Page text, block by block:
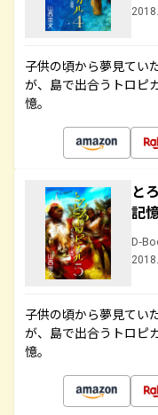
子供の頃から夢見てい
が、島で出合うトロピ
憶。
と
記
D-
子供の頃から夢見てい
が、島で出合うトロピ
憶。